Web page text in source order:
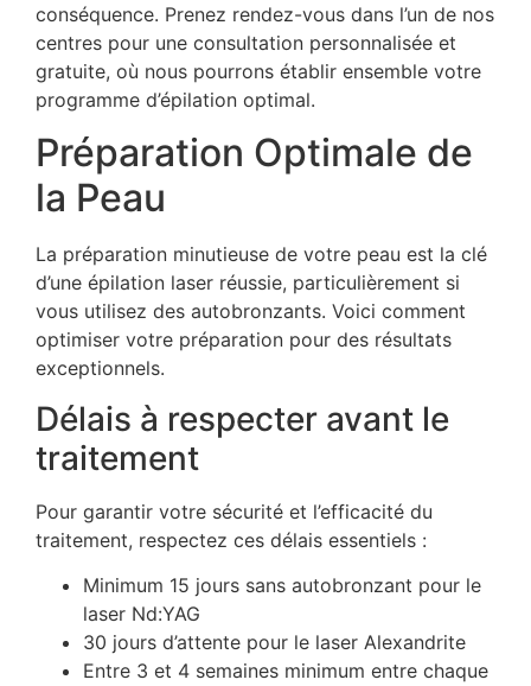
conséquence. Prenez rendez-vous dans l’un de nos
centres pour une consultation personnalisée et
gratuite, où nous pourrons établir ensemble votre
programme d’épilation optimal.
Préparation Optimale de
la Peau
La préparation minutieuse de votre peau est la clé
d’une épilation laser réussie, particulièrement si
vous utilisez des autobronzants. Voici comment
optimiser votre préparation pour des résultats
exceptionnels.
Délais à respecter avant le
traitement
Pour garantir votre sécurité et l’efficacité du
traitement, respectez ces délais essentiels :
Minimum 15 jours sans autobronzant pour le
laser Nd:YAG
30 jours d’attente pour le laser Alexandrite
Entre 3 et 4 semaines minimum entre chaque